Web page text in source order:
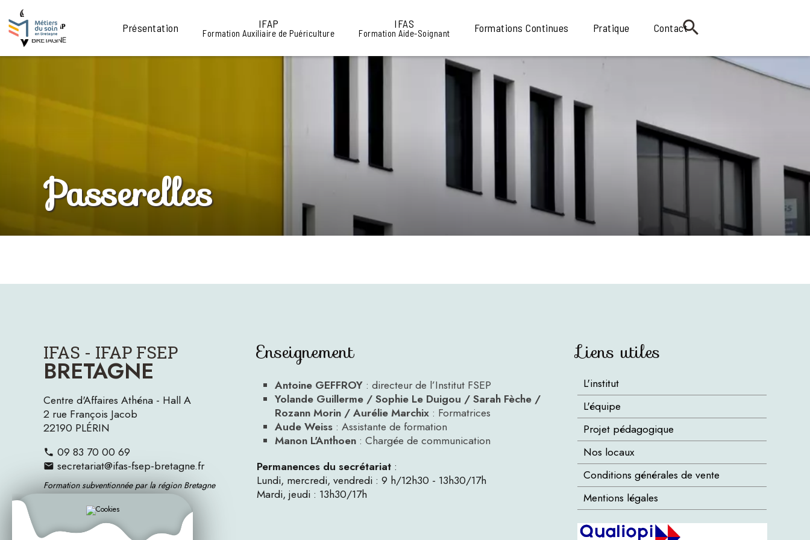
Présentation IFAP
Formation Auxiliaire de Puériculture
IFAS
Formation Aide-Soignant Formations Continues Pratique Contact
Passerelles
IFAS - IFAP FSEP
BRETAGNE
Centre d'Affaires Athéna - Hall A
2 rue François Jacob
22190 PLÉRIN
09 83 70 00 69
secretariat@ifas-fsep-bretagne.fr
Formation subventionnée par la région Bretagne
Enseignement
Antoine GEFFROY : directeur de l’Institut FSEP
Yolande Guillerme / Sophie Le Duigou / Sarah Fèche /
Rozann Morin / Aurélie Marchix : Formatrices
Aude Weiss : Assistante de formation
Manon L'Anthoen : Chargée de communication
Permanences du secrétariat :
Lundi, mercredi, vendredi : 9 h/12h30 - 13h30/17h
Mardi, jeudi : 13h30/17h
Liens utiles
L'institut
L'équipe
Projet pédagogique
Nos locaux
Conditions générales de vente
Mentions légales